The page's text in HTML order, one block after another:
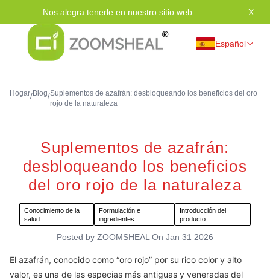
Nos alegra tenerle en nuestro sitio web. X
Español
Hogar/Blog/Suplementos de azafrán: desbloqueando los beneficios del oro
rojo de la naturaleza
Suplementos de azafrán:
desbloqueando los beneficios
del oro rojo de la naturaleza
Conocimiento de la
salud
Formulación e
ingredientes
Introducción del
producto
Posted by ZOOMSHEAL On Jan 31 2026
El azafrán, conocido como “oro rojo” por su rico color y alto
valor, es una de las especias más antiguas y veneradas del